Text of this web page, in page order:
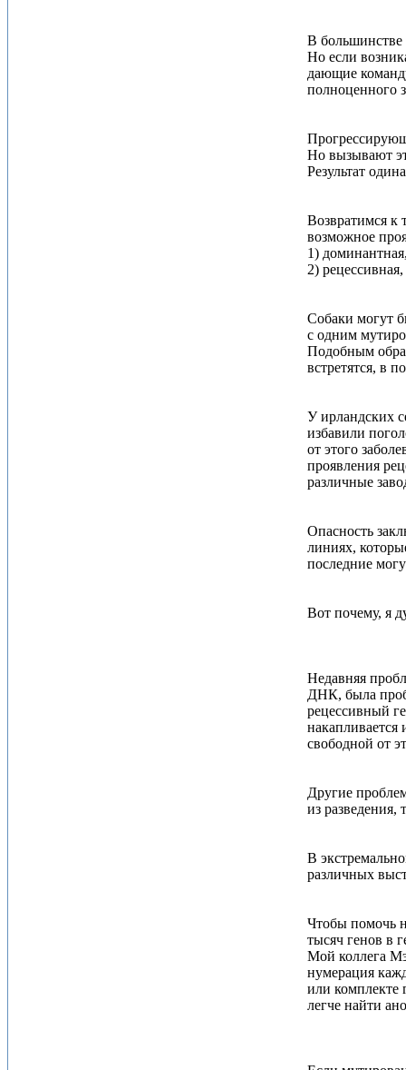
В большинстве
Но если
дающие
полноценного
Но вызывают
Результат
Возвратимся к
возможное
1)
2)
Собаки могут
с одним
Подобным
встретятся, в
У ирландских
избавили
от этого
проявления
различные
Опасность
линиях,
последние
Вот почему, я
Недавняя
ДНК, была
рецессивный
свободной от
Другие
из разведения,
В
различных
Чтобы помочь
тысяч генов в
Мой коллега
нумерация
или комплекте
легче найти